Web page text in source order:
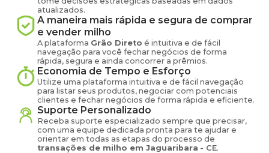
atualizados.
A maneira mais rápida e segura de comprar
e vender milho
A plataforma Grão Direto é intuitiva e de fácil
navegação para você fechar negócios de forma
rápida, segura e ainda concorrer a prêmios.
Economia de Tempo e Esforço
Utilize uma plataforma intuitiva e de fácil navegação
para listar seus produtos, negociar com potenciais
clientes e fechar negócios de forma rápida e eficiente.
Suporte Personalizado
Receba suporte especializado sempre que precisar,
com uma equipe dedicada pronta para te ajudar e
orientar em todas as etapas do processo de
transações de milho em Jaguaribara - CE.